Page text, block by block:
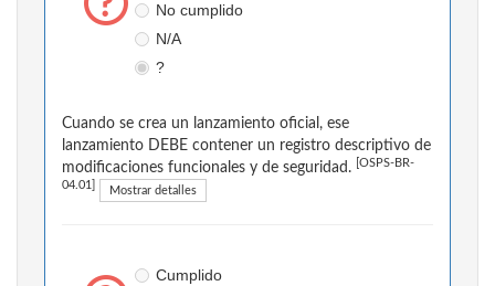
No cumplido
N/A
?
Cuando se crea un lanzamiento oficial, ese
lanzamiento DEBE contener un registro descriptivo de
modificaciones funcionales y de seguridad.
[OSPS-BR-
04.01] Mostrar detalles
Cumplido